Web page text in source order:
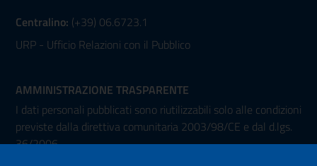
Centralino: (+39) 06.6723.1
URP - Ufficio Relazioni con il Pubblico
AMMINISTRAZIONE TRASPARENTE
I dati personali pubblicati sono riutilizzabili solo alle condizioni
previste dalla direttiva comunitaria 2003/98/CE e dal d.lgs.
36/2006